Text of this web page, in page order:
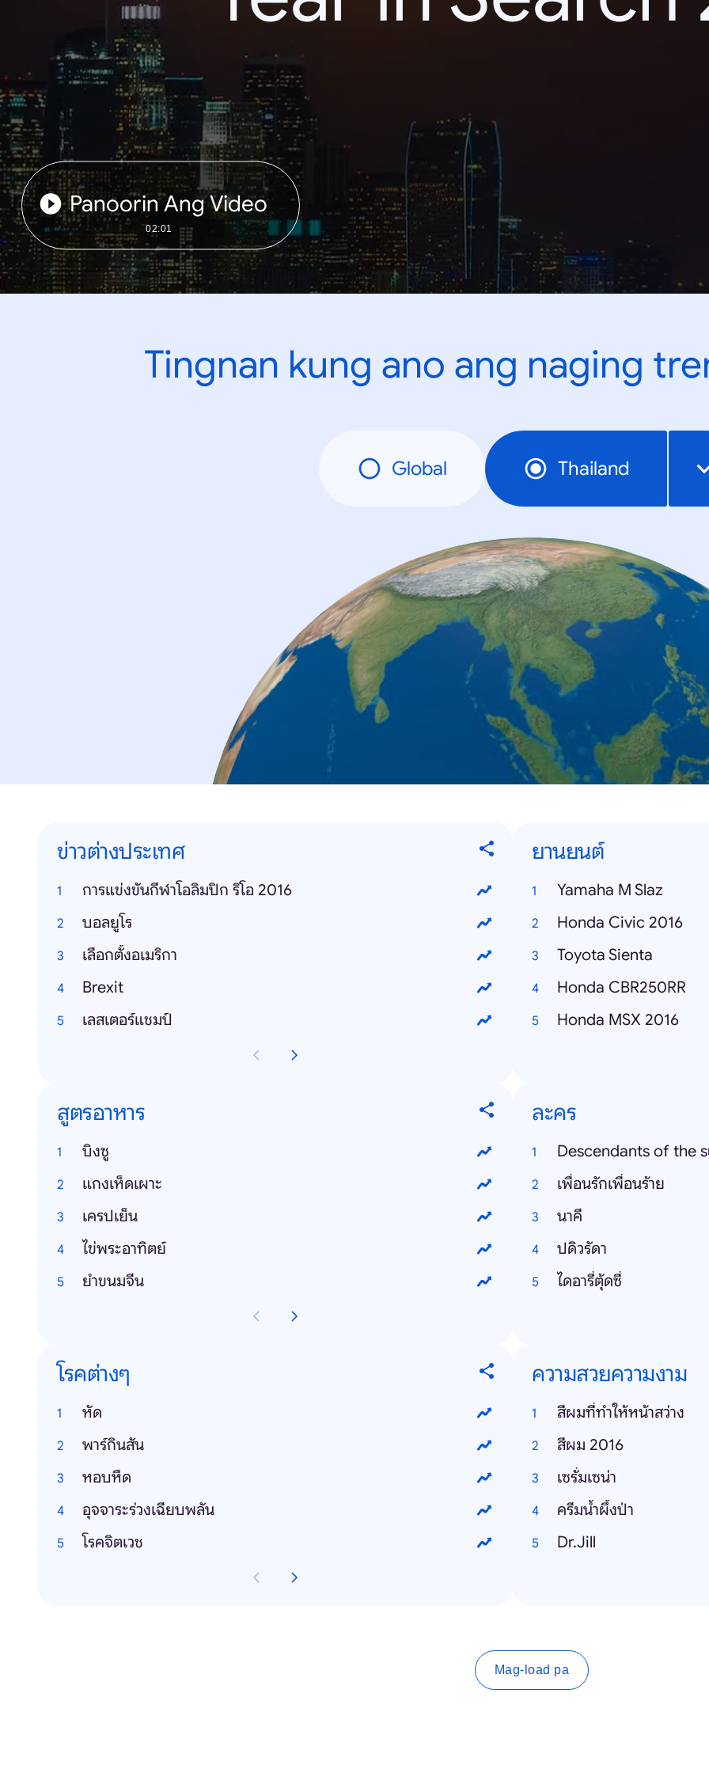
Panoorin Ang Video
02:01
Tingnan kung ano ang naging
Global Thailand
ข่าวต่างประเทศ
การแข่งขันกีฬาโอลิมปิก ริโอ 2016
บอลยูโร
เลือกตั้งอเมริกา
Brexit
เลสเตอร์แชมป์
ยานยนต์
Yamaha M Slaz
Honda Civic 2016
Toyota Sienta
Honda CBR250RR
Honda MSX 2016
สูตรอาหาร
บิงซู
แกงเห็ดเผาะ
เครปเย็น
ไข่พระอาทิตย์
ยำขนมจีน
ละคร
Descendants of the
เพื่อนรักเพื่อนร้าย
นาคี
ปดิวรัดา
ไดอารี่ตุ้ดซี่
โรคต่างๆ
หัด
พาร์กินสัน
หอบหืด
อุจจาระร่วงเฉียบพลัน
โรคจิตเวช
ความสวยความงาม
สีผมที่ทําให้หน้าสว่าง
สีผม 2016
เซรั่มเซน่า
ครีมน้ําผึ้งป่า
Dr.Jill
Mag-load pa